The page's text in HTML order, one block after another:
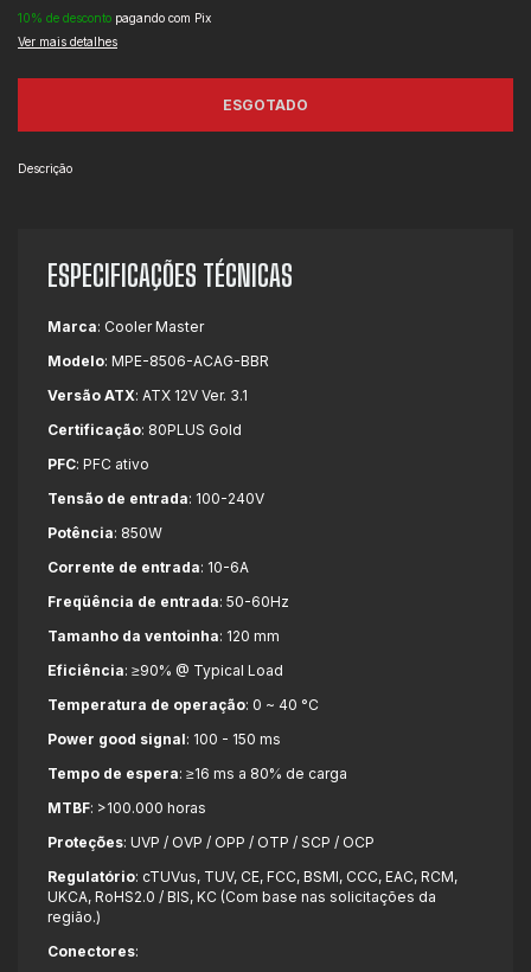
10% de desconto pagando com Pix
Ver mais detalhes
Descrição
ESPECIFICAÇÕES TÉCNICAS
Marca: Cooler Master
Modelo: MPE-8506-ACAG-BBR
Versão ATX: ATX 12V Ver. 3.1
Certificação: 80PLUS Gold
PFC: PFC ativo
Tensão de entrada: 100-240V
Potência: 850W
Corrente de entrada: 10-6A
Freqüência de entrada: 50-60Hz
Tamanho da ventoinha: 120 mm
Eficiência: ≥90% @ Typical Load
Temperatura de operação: 0 ~ 40 °C
Power good signal: 100 - 150 ms
Tempo de espera: ≥16 ms a 80% de carga
MTBF: >100.000 horas
Proteções: UVP / OVP / OPP / OTP / SCP / OCP
Regulatório: cTUVus, TUV, CE, FCC, BSMI, CCC, EAC, RCM,
UKCA, RoHS2.0 / BIS, KC (Com base nas solicitações da
região.)
Conectores: